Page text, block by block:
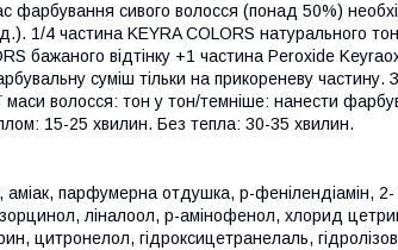
фарбування сивого волосся (понад 50%)
1/4 частина KEYRA COLORS натурального
бажаного відтінку +1 частина Peroxide
суміш тільки на прикореневу частину.
волосся: тон у тон/темніше: нанести
15-25 хвилин. Без тепла: 30-35 хвилин.
парфумерна отдушка, p-фенілендіамін, 2-
ліналоол, p-амінофенол, хлорид
цитронелол, гідроксицетранелаль,